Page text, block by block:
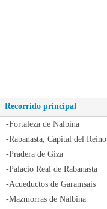
Recorrido principal
-Fortaleza de Nalbina
-Rabanasta, Capital del Reino
-Pradera de Giza
-Palacio Real de Rabanasta
-Acueductos de Garamsais
-Mazmorras de Nalbina